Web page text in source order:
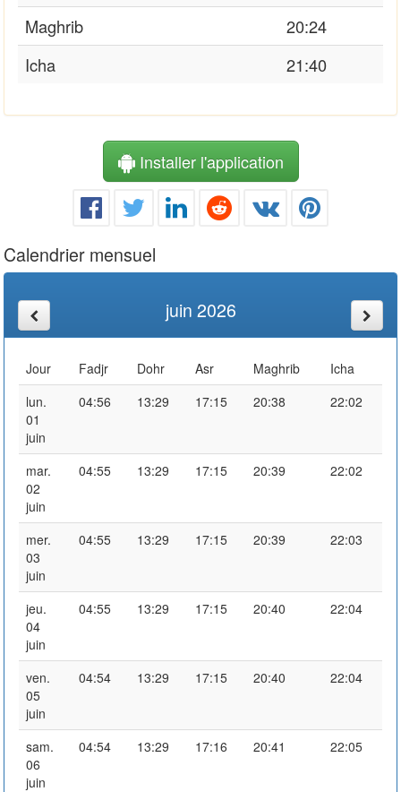
Maghrib
20:24
Icha
21:40
Installer l'application
Calendrier mensuel
juin 2026
Jour Fadjr Dohr Asr Maghrib
Icha
lun.
01
juin
04:56 13:29 17:15 20:38 22:02
mar.
02
juin
04:55 13:29 17:15 20:39 22:02
mer.
03
juin
04:55 13:29 17:15 20:39 22:03
jeu.
04
juin
04:55 13:29 17:15 20:40 22:04
ven.
05
juin
04:54 13:29 17:15 20:40 22:04
sam.
06
juin
04:54 13:29 17:16 20:41 22:05